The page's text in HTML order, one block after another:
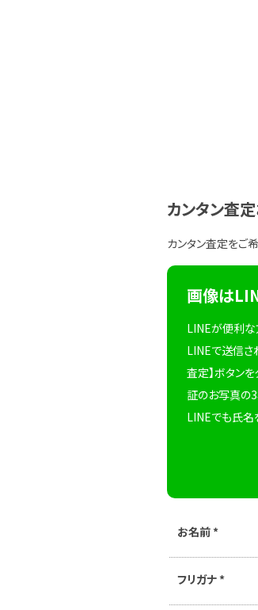
カンタン査
カンタン査定をご
画像は
LINEが便利な
LINEで送信さ
査定】ボタン
証のお写真の3
LINEでも氏名
お名前 *
フリガナ *